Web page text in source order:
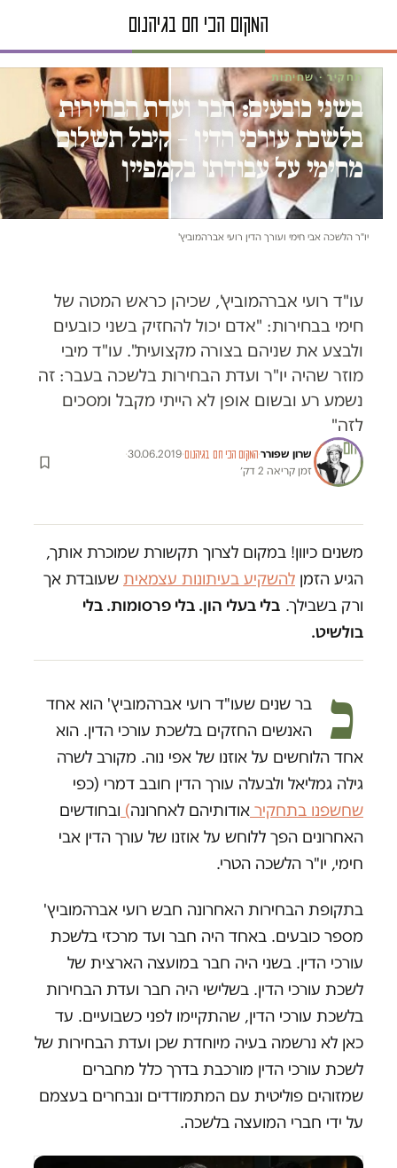
תחקיר · שחיתות
בשני כובעים: חבר ועדת הבחירות
בלשכת עורכי הדין – קיבל תשלום
מחימי על עבודתו בקמפיין
יו"ר הלשכה אבי חימי ועורך הדין רועי אברהמוביץ'
עו"ד רועי אברהמוביץ', שכיהן כראש המטה של
חימי בבחירות: "אדם יכול להחזיק בשני כובעים
ולבצע את שניהם בצורה מקצועית". עו"ד מיבי
מוזר שהיה יו"ר ועדת הבחירות בלשכה בעבר: זה
נשמע רע ובשום אופן לא הייתי מקבל ומסכים
לזה"
שרון שפורר·המקום הכי חם בגיהנום·
30.06.2019
·
זמן קריאה 2 דק׳
משנים כיוון! במקום לצרוך תקשורת שמוכרת אותך,
הגיע הזמן להשקיע בעיתונות עצמאית שעובדת אך
ורק בשבילך. בלי בעלי הון. בלי פרסומות. בלי
בולשיט.
כ
בר שנים שעו"ד רועי אברהמוביץ' הוא אחד
האנשים החזקים בלשכת עורכי הדין. הוא
אחד הלוחשים על אוזנו של אפי נוה. מקורב לשרה
גילה גמליאל ולבעלה עורך הדין חובב דמרי (כפי
שחשפנו בתחקיר אודותיהם לאחרונה) ובחודשים
האחרונים הפך ללוחש על אוזנו של עורך הדין אבי
חימי, יו"ר הלשכה הטרי.
בתקופת הבחירות האחרונה חבש רועי אברהמוביץ'
מספר כובעים. באחד היה חבר ועד מרכזי בלשכת
עורכי הדין. בשני היה חבר במועצה הארצית של
לשכת עורכי הדין. בשלישי היה חבר ועדת הבחירות
בלשכת עורכי הדין, שהתקיימו לפני כשבועיים. עד
כאן לא נרשמה בעיה מיוחדת שכן ועדת הבחירות של
לשכת עורכי הדין מורכבת בדרך כלל מחברים
שמזוהים פוליטית עם המתמודדים ונבחרים בעצמם
על ידי חברי המועצה בלשכה.